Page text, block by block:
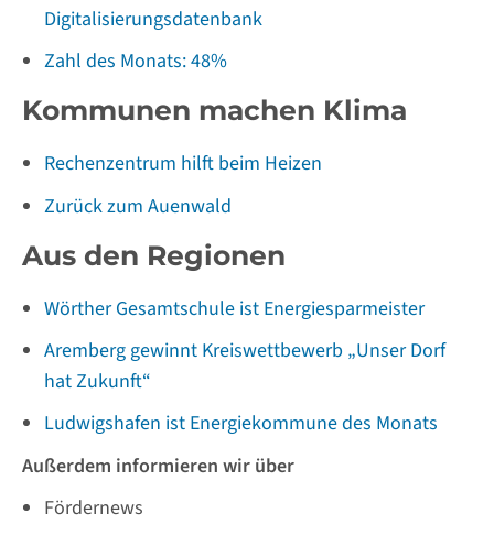
Digitalisierungsdatenbank
Zahl des Monats: 48%
Kommunen machen Klima
Rechenzentrum hilft beim Heizen
Zurück zum Auenwald
Aus den Regionen
Wörther Gesamtschule ist Energiesparmeister
Aremberg gewinnt Kreiswettbewerb „Unser Dorf
hat Zukunft“
Ludwigshafen ist Energiekommune des Monats
Außerdem informieren wir über
Fördernews